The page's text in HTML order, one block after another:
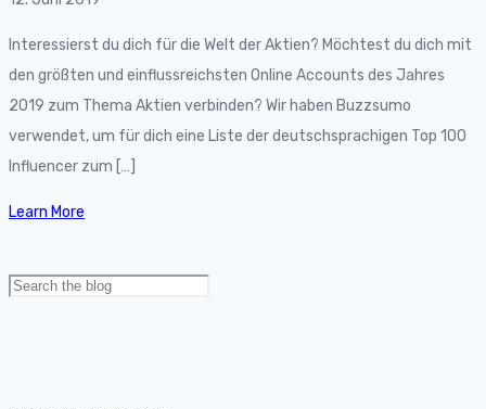
Interessierst du dich für die Welt der Aktien? Möchtest du dich mit
den größten und einflussreichsten Online Accounts des Jahres
2019 zum Thema Aktien verbinden? Wir haben Buzzsumo
verwendet, um für dich eine Liste der deutschsprachigen Top 100
Influencer zum […]
Learn More
Search